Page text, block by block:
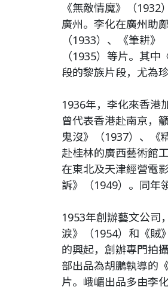
《無敵情魔》（
廣州。李化在廣州助
（1933）、《筆耕
（1935）等片。其
段的黎族片段，尤為珍
1936年，李化來香港
曾代表香港赴南京，
鬼沒》（1937）、《
赴桂林的廣西藝術館
在東北及天津經營電
訴》（1949）。同年
1953年創辦藝文公司
淚》（1954）和《賊
的興起，創辦專門拍
部出品為胡鵬執導的
片。峨嵋出品多由李